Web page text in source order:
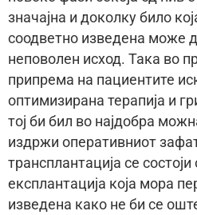
значајна и доколку било
соодветно изведена може
неповолен исход. Така во
припрема на пациентите
оптимизирана терапија и
тој би бил во најдобра
издржи оперативниот
трансплантација се
експлантација која мора
изведена како не би се